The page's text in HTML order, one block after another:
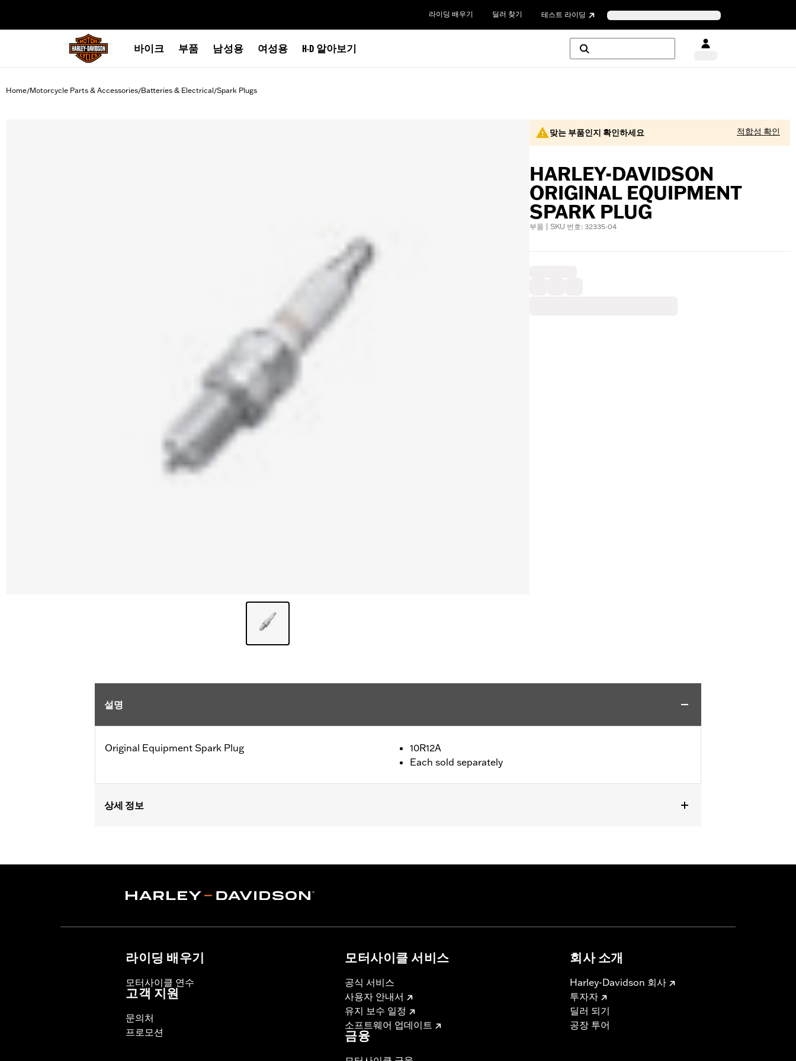
라이딩 배우기 딜러 찾기 테스트 라이딩
바이크 부품 남성용 여성용 H-D 알아보기
Home/Motorcycle Parts & Accessories/Batteries & Electrical/Spark Plugs
맞는 부품인지 확인하세요 적합성 확인
HARLEY-DAVIDSON
ORIGINAL EQUIPMENT
SPARK PLUG
부품 | SKU 번호: 32335-04
설명
Original Equipment Spark Plug
10R12A
Each sold separately
상세 정보
In the Box:1 spark plug
라이딩 배우기
모터사이클 연수
고객 지원
문의처
프로모션
모터사이클 서비스
공식 서비스
사용자 안내서
유지 보수 일정
소프트웨어 업데이트
금융
회사 소개
Harley-Davidson 회사
투자자
딜러 되기
공장 투어